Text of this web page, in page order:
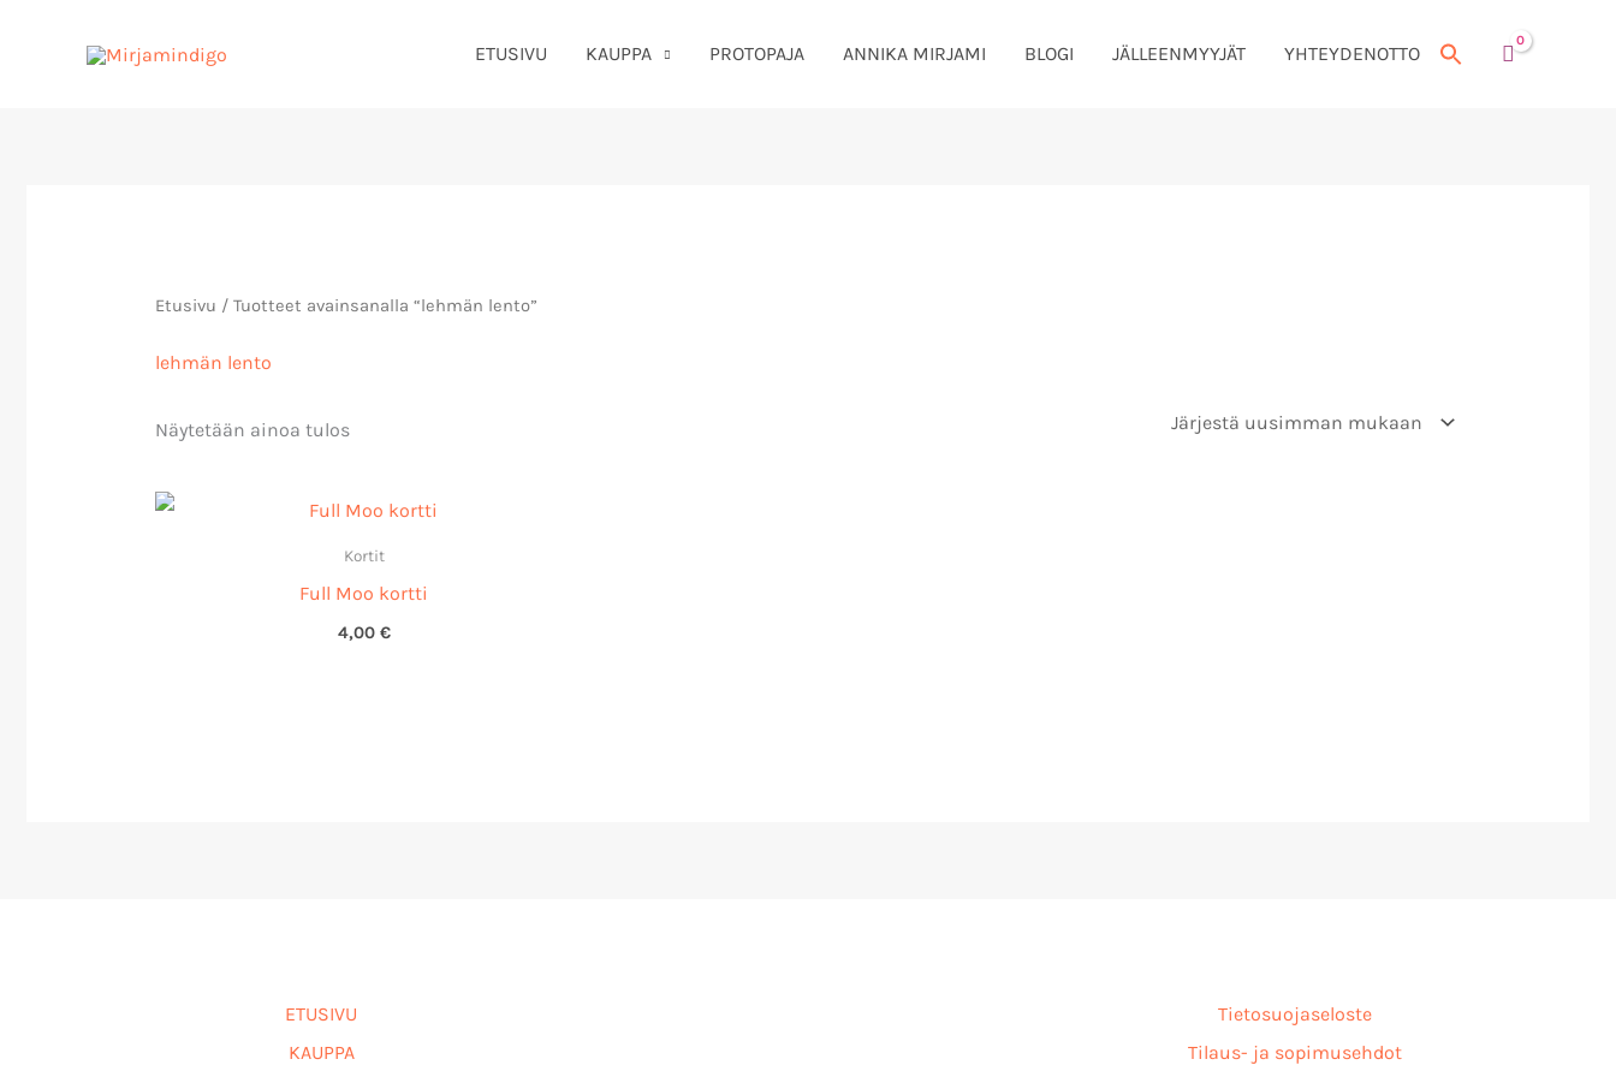
ETUSIVU KAUPPA PROTOPAJA ANNIKA MIRJAMI BLOGI JÄLLEENMYYJÄT YHTEYDENOTTO
Etusivu / Tuotteet avainsanalla “lehmän lento”
lehmän lento
Näytetään ainoa tulos
Kortit
Full Moo kortti
4,00 €
ETUSIVU
KAUPPA
Tietosuojaseloste
Tilaus- ja sopimusehdot